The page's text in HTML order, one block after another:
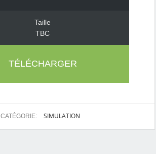
Taille
TBC
TÉLÉCHARGER
CATÉGORIE: SIMULATION